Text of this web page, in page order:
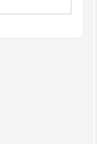
आणि कविता